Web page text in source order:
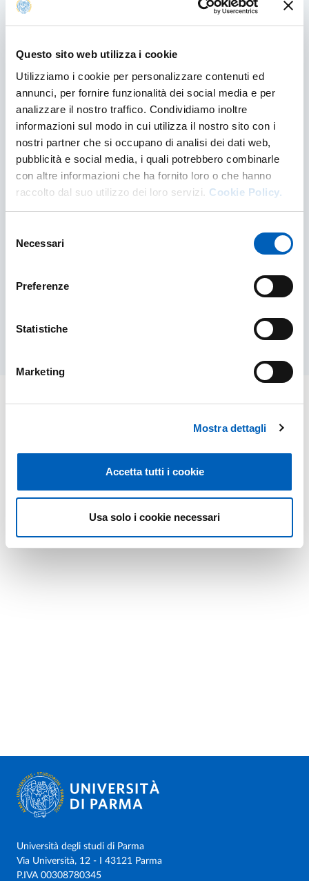
Questo sito web utilizza i cookie
Utilizziamo i cookie per personalizzare contenuti ed
annunci, per fornire funzionalità dei social media e per
analizzare il nostro traffico. Condividiamo inoltre
informazioni sul modo in cui utilizza il nostro sito con i
nostri partner che si occupano di analisi dei dati web,
pubblicità e social media, i quali potrebbero combinarle
con altre informazioni che ha fornito loro o che hanno
raccolto dal suo utilizzo dei loro servizi. Cookie Policy.
delNecessari
Preferenze
Statistiche
Marketing
Mostra dettagli
Accetta tutti i cookie
Usa solo i cookie necessari
Teaching abroad with exchange programs
one of the partner institutions participating in
FIND OUT MORE TEACHING ABROAD WITH EXCHANGE
Università degli studi di Parma
Via Università, 12 - I 43121 Parma
P.IVA 00308780345